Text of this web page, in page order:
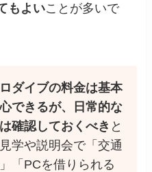
もよいことが多いで
ダイブの料金は基本
できるが、日常的な
確認しておくべき と
学や説明会で「交通
「PCを借りられる